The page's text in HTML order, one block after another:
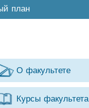
план
О факультете
Курсы факультета